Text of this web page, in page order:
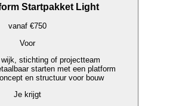
Startpakket Light
vanaf €750
Voor
wijk, stichting of projectteam
starten met een platform
en structuur voor bouw
Je krijgt